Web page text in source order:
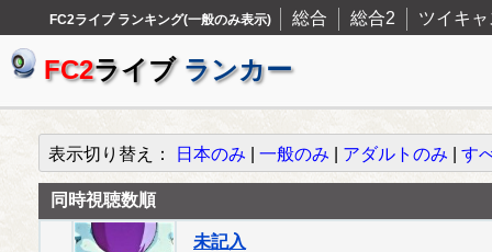
FC2ライブ ランキング(一般のみ表示) 総合 総合2 ツイキャ
FC2ライブ ランカー
表示切り替え： 日本のみ 一般のみ アダルトのみ す
同時視聴数順
未記入